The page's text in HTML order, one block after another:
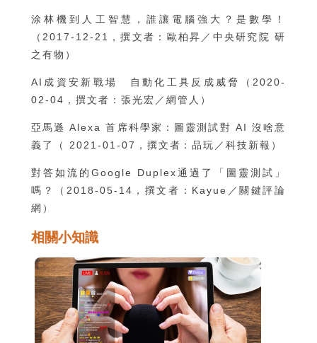
涂林機到人工智慧，誰讓電腦強大？是數學！
（2017-12-21，撰文者：歐柏昇／中央研究院 研
之有物）
AI成資安新戰場 自動化工具反成威脅
（2020-
02-04，撰文者：張光宏／網管人）
亞馬遜 Alexa 首席科學家：圖靈測試對 AI 沒啥意
義了
（ 2021-01-07，撰文者：品玩／科技新報）
對答如流的Google Duplex通過了「圖靈測試」
嗎？
（2018-05-14，撰文者：Kayue／關鍵評論
網）
相關小知識